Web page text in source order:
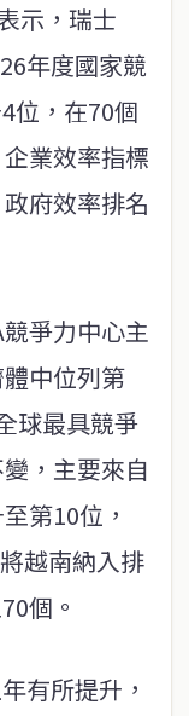
示，瑞士
年度國家競
位，在70個
業效率指標
府效率排名
爭力中心主
中位列第
球最具競爭
，主要來自
第10位，
越南納入排
個。
有所提升，